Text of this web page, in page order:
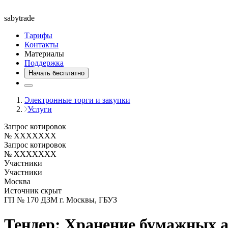
sabytrade
Тарифы
Контакты
Материалы
Поддержка
Начать бесплатно
Электронные торги и закупки
Услуги
Запрос котировок
№ XXXXXXX
Запрос котировок
№ XXXXXXX
Участники
Участники
Москва
Источник скрыт
ГП № 170 ДЗМ г. Москвы, ГБУЗ